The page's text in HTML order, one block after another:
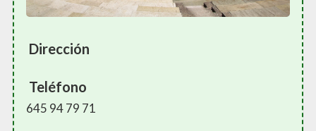
Dirección
Teléfono
645 94 79 71